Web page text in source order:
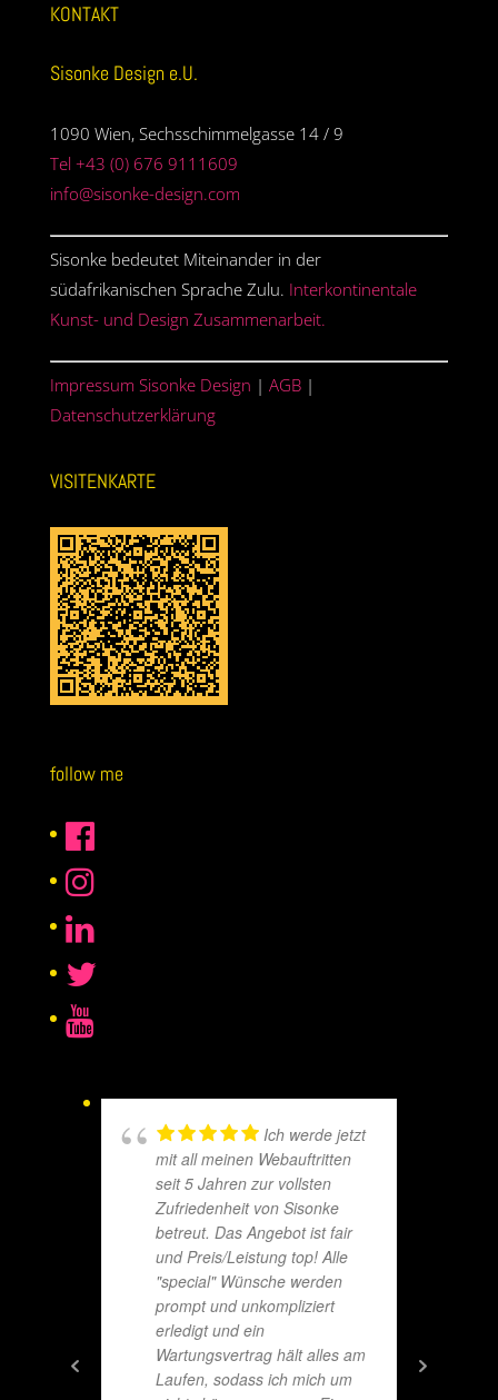
KONTAKT
Sisonke Design e.U.
1090 Wien, Sechsschimmelgasse 14 / 9
Tel +43 (0) 676 9111609
info@sisonke-design.com
Sisonke bedeutet Miteinander in der
südafrikanischen Sprache Zulu. Interkontinentale
Kunst- und Design Zusammenarbeit.
Impressum Sisonke Design | AGB|
Datenschutzerklärung
VISITENKARTE
follow me
Ich werde jetzt
mit all meinen Webauftritten
seit 5 Jahren zur vollsten
Zufriedenheit von Sisonke
betreut. Das Angebot ist fair
und Preis/Leistung top! Alle
"special" Wünsche werden
prompt und unkompliziert
erledigt und ein
Wartungsvertrag hält alles am
Laufen, sodass ich mich um